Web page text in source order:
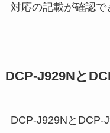
対応の記載が確認で
DCP-J929Nと
DCP-J929NとDCP-